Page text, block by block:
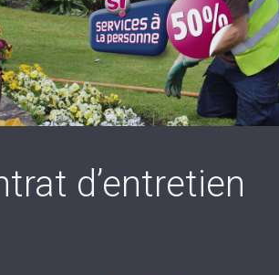
d’entretien